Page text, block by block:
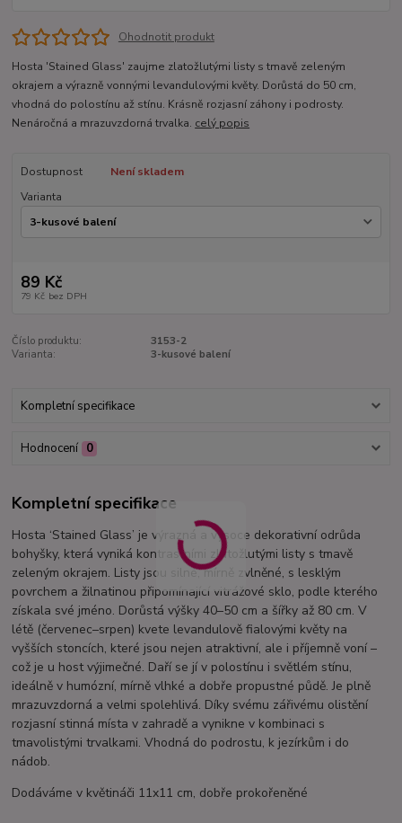
Ohodnotit produkt
Hosta 'Stained Glass' zaujme zlatožlutými listy s tmavě zeleným
okrajem a výrazně vonnými levandulovými květy. Dorůstá do 50 cm,
vhodná do polostínu až stínu. Krásně rozjasní záhony i podrosty.
Nenáročná a mrazuvzdorná trvalka. celý popis
Dostupnost
Není skladem
Varianta
89 Kč
79 Kč bez DPH
Číslo produktu:
3153-2
Varianta:
3-kusové balení
Kompletní specifikace
Hodnocení 0
Kompletní specifikace
Hosta ‘Stained Glass’ je výrazná a vysoce dekorativní odrůda
bohyšky, která vyniká kontrastními zlatožlutými listy s tmavě
zeleným okrajem. Listy jsou silné, mírně zvlněné, s lesklým
povrchem a žilnatinou připomínající vitrážové sklo, podle kterého
získala své jméno. Dorůstá výšky 40–50 cm a šířky až 80 cm. V
létě (červenec–srpen) kvete levandulově fialovými květy na
vyšších stoncích, které jsou nejen atraktivní, ale i příjemně voní –
což je u host výjimečné. Daří se jí v polostínu i světlém stínu,
ideálně v humózní, mírně vlhké a dobře propustné půdě. Je plně
mrazuvzdorná a velmi spolehlivá. Díky svému zářivému olistění
rozjasní stinná místa v zahradě a vynikne v kombinaci s
tmavolistými trvalkami. Vhodná do podrostu, k jezírkům i do
nádob.
Dodáváme v květináči 11x11 cm, dobře prokořeněné